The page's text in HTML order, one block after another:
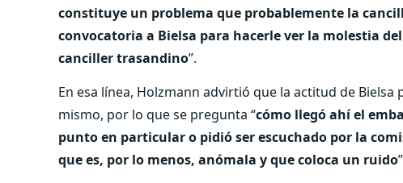
constituye un problema que probablemente la
convocatoria a Bielsa para hacerle ver la molestia
canciller trasandino”.
En esa línea, Holzmann advirtió que la actitud de
mismo, por lo que se pregunta “cómo llegó ahí el
punto en particular o pidió ser escuchado por la
que es, por lo menos, anómala y que coloca un ruido